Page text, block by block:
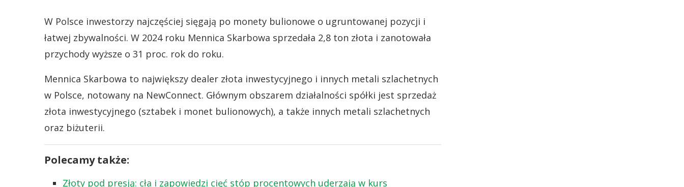
W Polsce inwestorzy najczęściej sięgają po monety bulionowe o ugruntowanej pozycji i
łatwej zbywalności. W 2024 roku Mennica Skarbowa sprzedała 2,8 ton złota i zanotowała
przychody wyższe o 31 proc. rok do roku.
Mennica Skarbowa to największy dealer złota inwestycyjnego i innych metali szlachetnych
w Polsce, notowany na NewConnect. Głównym obszarem działalności spółki jest sprzedaż
złota inwestycyjnego (sztabek i monet bulionowych), a także innych metali szlachetnych
oraz biżuterii.
Polecamy także:
Złoty pod presją: cła i zapowiedzi cięć stóp procentowych uderzają w kurs